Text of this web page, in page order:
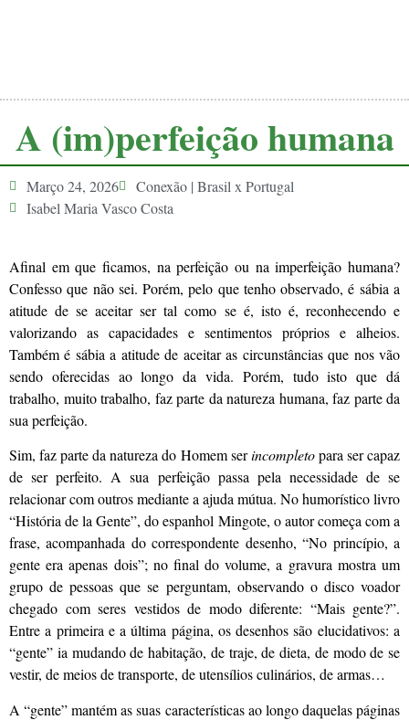
A (im)perfeição humana
Março 24, 2026
Conexão | Brasil x Portugal
Isabel Maria Vasco Costa
Afinal em que ficamos, na perfeição ou na imperfeição humana?
Confesso que não sei. Porém, pelo que tenho observado, é sábia a
atitude de se aceitar ser tal como se é, isto é, reconhecendo e
valorizando as capacidades e sentimentos próprios e alheios.
Também é sábia a atitude de aceitar as circunstâncias que nos vão
sendo oferecidas ao longo da vida. Porém, tudo isto que dá
trabalho, muito trabalho, faz parte da natureza humana, faz parte da
sua perfeição.
Sim, faz parte da natureza do Homem serincompletopara ser capaz
de ser perfeito. A sua perfeição passa pela necessidade de se
relacionar com outros mediante a ajuda mútua. No humorístico livro
“História de la Gente”, do espanhol Mingote, o autor começa com a
frase, acompanhada do correspondente desenho, “No princípio, a
gente era apenas dois”; no final do volume, a gravura mostra um
grupo de pessoas que se perguntam, observando o disco voador
chegado com seres vestidos de modo diferente: “Mais gente?”.
Entre a primeira e a última página, os desenhos são elucidativos: a
“gente” ia mudando de habitação, de traje, de dieta, de modo de se
vestir, de meios de transporte, de utensílios culinários, de armas…
A “gente” mantém as suas características ao longo daquelas páginas